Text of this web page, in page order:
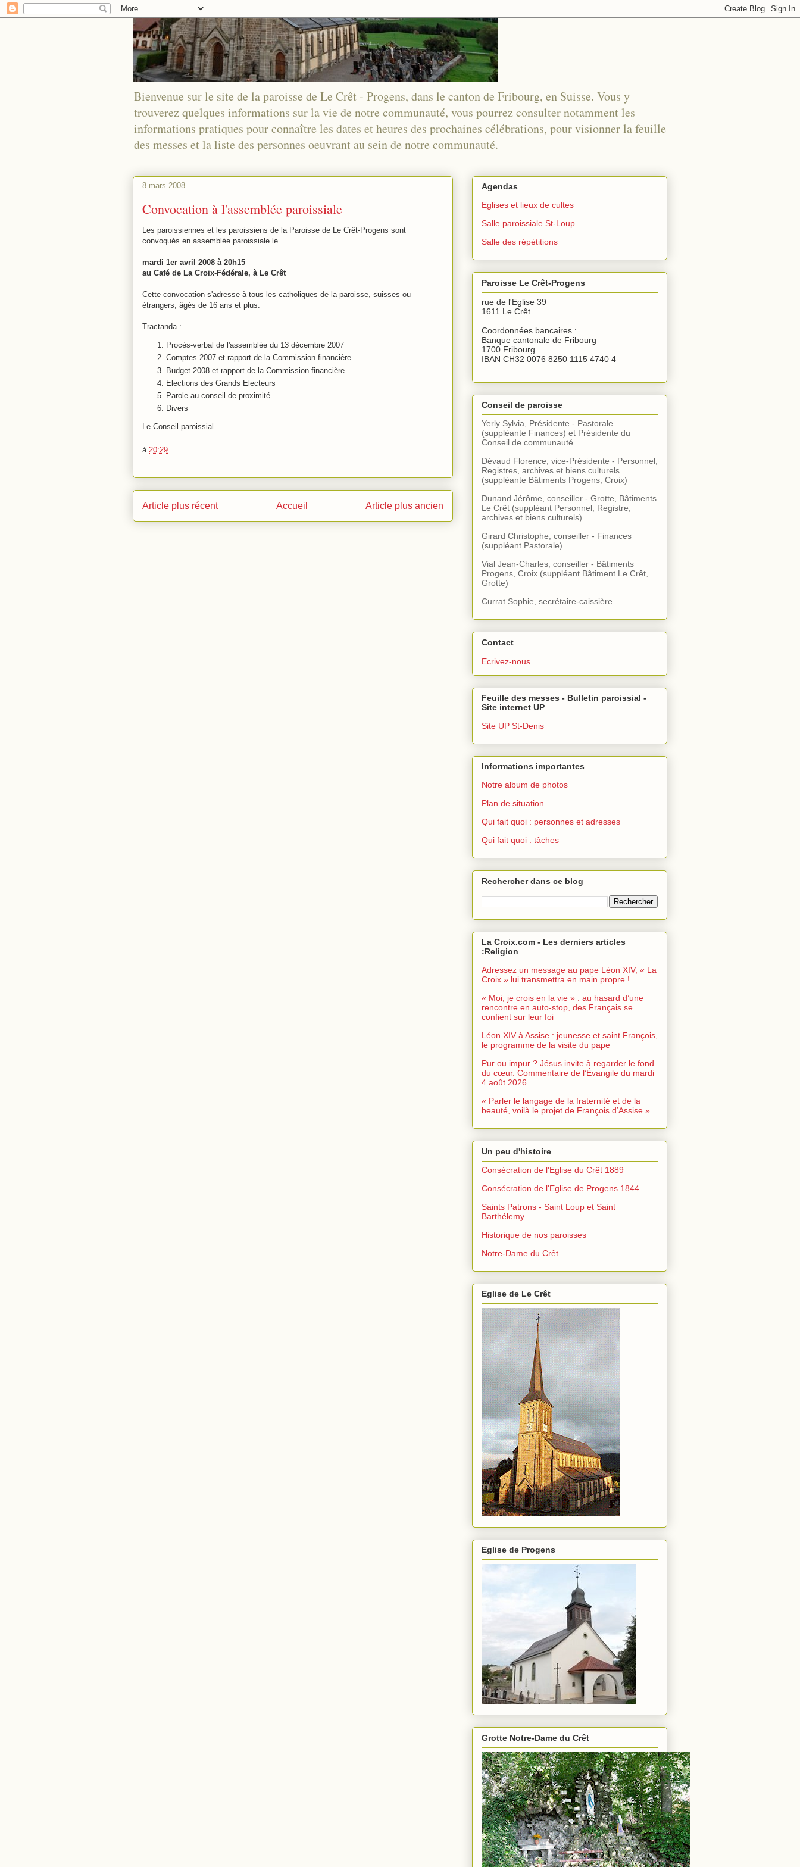
Bienvenue sur le site de la paroisse de Le Crêt - Progens, dans le canton de Fribourg, en Suisse. Vous y
trouverez quelques informations sur la vie de notre communauté, vous pourrez consulter notamment les
informations pratiques pour connaître les dates et heures des prochaines célébrations, pour visionner la feuille
des messes et la liste des personnes oeuvrant au sein de notre communauté.
8 mars 2008
Convocation à l'assemblée paroissiale
Les paroissiennes et les paroissiens de la Paroisse de Le Crêt-Progens sont
convoqués en assemblée paroissiale le
mardi 1er avril 2008 à 20h15
au Café de La Croix-Fédérale, à Le Crêt
Cette convocation s'adresse à tous les catholiques de la paroisse, suisses ou
étrangers, âgés de 16 ans et plus.
Tractanda :
Procès-verbal de l'assemblée du 13 décembre 2007
Comptes 2007 et rapport de la Commission financière
Budget 2008 et rapport de la Commission financière
Elections des Grands Electeurs
Parole au conseil de proximité
Divers
Le Conseil paroissial
à 20:29
Article plus récent Article plus ancien
Accueil
Agendas
Eglises et lieux de cultes
Salle paroissiale St-Loup
Salle des répétitions
Paroisse Le Crêt-Progens
rue de l'Eglise 39
1611 Le Crêt
Coordonnées bancaires :
Banque cantonale de Fribourg
1700 Fribourg
IBAN CH32 0076 8250 1115 4740 4
Conseil de paroisse
Yerly Sylvia, Présidente - Pastorale
(suppléante Finances) et Présidente du
Conseil de communauté
Dévaud Florence, vice-Présidente - Personnel,
Registres, archives et biens culturels
(suppléante Bâtiments Progens, Croix)
Dunand Jérôme, conseiller - Grotte, Bâtiments
Le Crêt (suppléant Personnel, Registre,
archives et biens culturels)
Girard Christophe, conseiller - Finances
(suppléant Pastorale)
Vial Jean-Charles, conseiller - Bâtiments
Progens, Croix (suppléant Bâtiment Le Crêt,
Grotte)
Currat Sophie, secrétaire-caissière
Contact
Ecrivez-nous
Feuille des messes - Bulletin paroissial -
Site internet UP
Site UP St-Denis
Informations importantes
Notre album de photos
Plan de situation
Qui fait quoi : personnes et adresses
Qui fait quoi : tâches
Rechercher dans ce blog
La Croix.com - Les derniers articles
:Religion
Adressez un message au pape Léon XIV, « La
Croix » lui transmettra en main propre !
« Moi, je crois en la vie » : au hasard d’une
rencontre en auto-stop, des Français se
confient sur leur foi
Léon XIV à Assise : jeunesse et saint François,
le programme de la visite du pape
Pur ou impur ? Jésus invite à regarder le fond
du cœur. Commentaire de l’Évangile du mardi
4 août 2026
« Parler le langage de la fraternité et de la
beauté, voilà le projet de François d’Assise »
Un peu d'histoire
Consécration de l'Eglise du Crêt 1889
Consécration de l'Eglise de Progens 1844
Saints Patrons - Saint Loup et Saint
Barthélemy
Historique de nos paroisses
Notre-Dame du Crêt
Eglise de Le Crêt
Eglise de Progens
Grotte Notre-Dame du Crêt